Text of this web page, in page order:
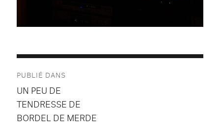
de
l’article
PUBLIÉ DANS
UN PEU DE
TENDRESSE DE
BORDEL DE MERDE